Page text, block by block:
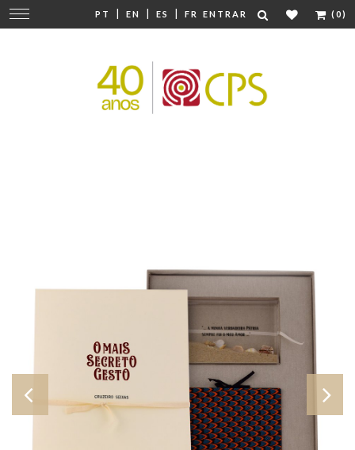
PT | EN | ES | FR ENTRAR (0)
Mudar
navegação